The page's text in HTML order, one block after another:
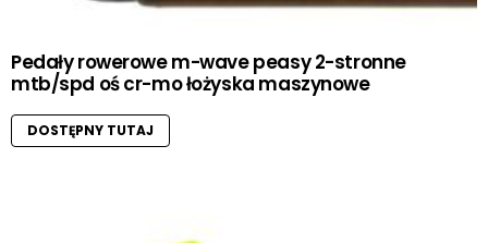
Pedały rowerowe m-wave peasy 2-stronne
mtb/spd oś cr-mo łożyska maszynowe
DOSTĘPNY TUTAJ